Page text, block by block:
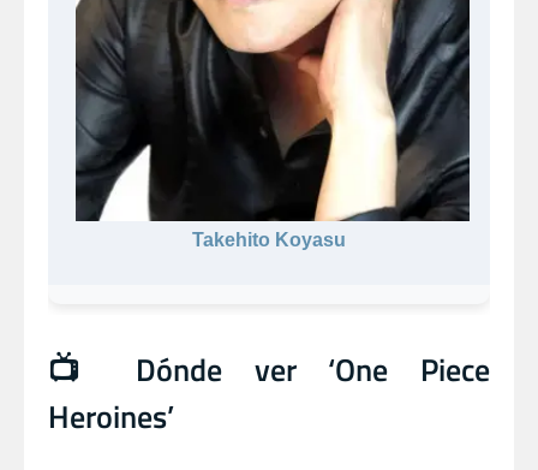
Takehito Koyasu
📺 Dónde ver ‘One Piece
Heroines’